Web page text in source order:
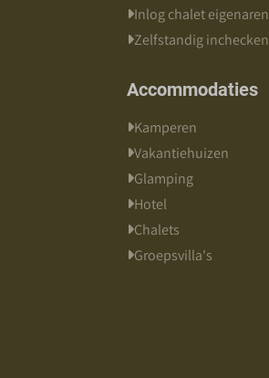
Inlog chalet eigenaren
Zelfstandig inchecken
Accommodaties
Kamperen
Vakantiehuizen
Glamping
Hotel
Chalets
Groepsvilla's